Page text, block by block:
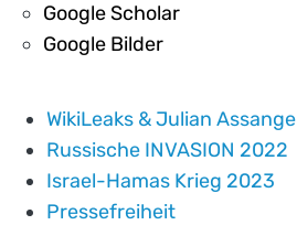
Google Scholar
Google Bilder
WikiLeaks & Julian Assange
Russische INVASION 2022
Israel-Hamas Krieg 2023
Pressefreiheit